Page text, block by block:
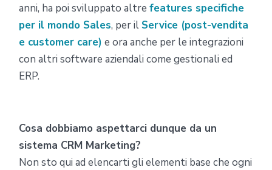
anni, ha poi sviluppato altre features specifiche
per il mondo Sales, per il Service (post-vendita
e customer care) e ora anche per le integrazioni
con altri software aziendali come gestionali ed
ERP.
Cosa dobbiamo aspettarci dunque da un
sistema CRM Marketing?
Non sto qui ad elencarti gli elementi base che ogni